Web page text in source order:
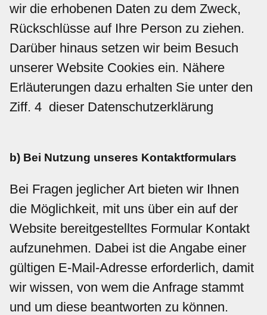
wir die erhobenen Daten zu dem Zweck,
Rückschlüsse auf Ihre Person zu ziehen.
Darüber hinaus setzen wir beim Besuch
unserer Website Cookies ein. Nähere
Erläuterungen dazu erhalten Sie unter den
Ziff. 4 dieser Datenschutzerklärung
b) Bei Nutzung unseres Kontaktformulars
Bei Fragen jeglicher Art bieten wir Ihnen
die Möglichkeit, mit uns über ein auf der
Website bereitgestelltes Formular Kontakt
aufzunehmen. Dabei ist die Angabe einer
gültigen E-Mail-Adresse erforderlich, damit
wir wissen, von wem die Anfrage stammt
und um diese beantworten zu können.